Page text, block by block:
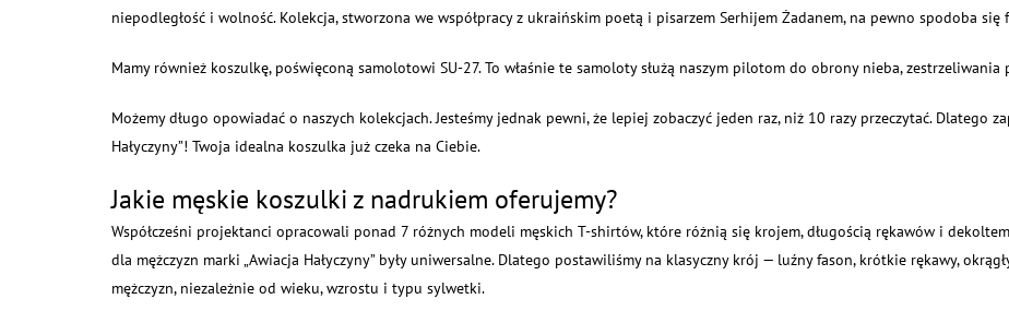
niepodległość i wolność. Kolekcja, stworzona we współpracy z ukraińskim poetą i pisarzem Serhijem Żadanem, na pewno spodoba
Mamy również koszulkę, poświęconą samolotowi SU-27. To właśnie te samoloty służą naszym pilotom do obrony nieba,
Możemy długo opowiadać o naszych kolekcjach. Jesteśmy jednak pewni, że lepiej zobaczyć jeden raz, niż 10 razy przeczytać. Dlatego
Hałyczyny”! Twoja idealna koszulka już czeka na Ciebie.
Jakie męskie koszulki z nadrukiem oferujemy?
Współcześni projektanci opracowali ponad 7 różnych modeli męskich T-shirtów, które różnią się krojem, długością rękawów i
dla mężczyzn marki „Awiacja Hałyczyny” były uniwersalne. Dlatego postawiliśmy na klasyczny krój — luźny fason, krótkie rękawy,
mężczyzn, niezależnie od wieku, wzrostu i typu sylwetki.